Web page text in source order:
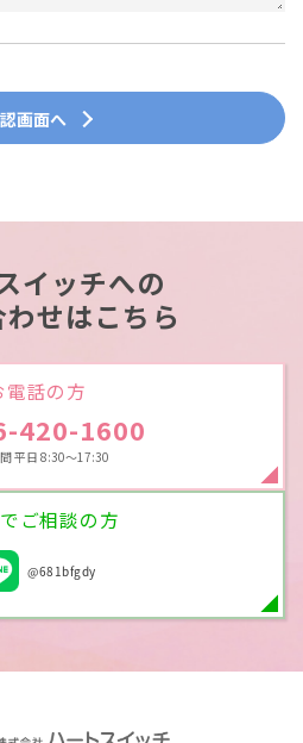
画面へ
イッチへの
せはこちら
電話の方
420-1600
平日 8:30～17:30
ご相談の方
@681bfgdy